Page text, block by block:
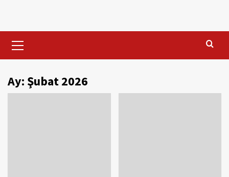
content
Menu
Ay: Şubat 2026